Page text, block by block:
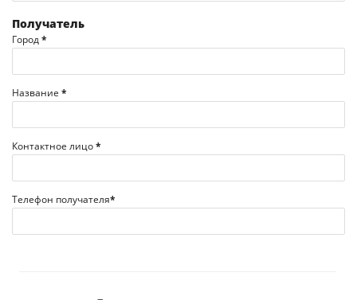
Получатель
Город*
Название *
Контактное лицо*
Телефон получателя*